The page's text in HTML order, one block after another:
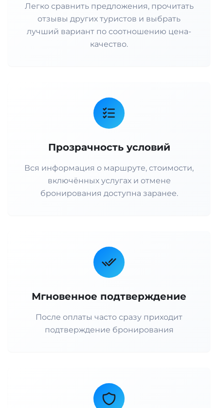
Легко сравнить предложения, прочитать
отзывы других туристов и выбрать
лучший вариант по соотношению цена-
качество.
Прозрачность условий
Вся информация о маршруте, стоимости,
включённых услугах и отмене
бронирования доступна заранее.
Мгновенное подтверждение
После оплаты часто сразу приходит
подтверждение бронирования